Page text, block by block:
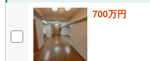
700万円